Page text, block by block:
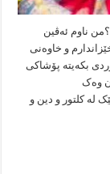
ناوم ئەڤین
و خاوەنی
بکەیتە پۆشاکی
وەک
لە کلتور و دین و